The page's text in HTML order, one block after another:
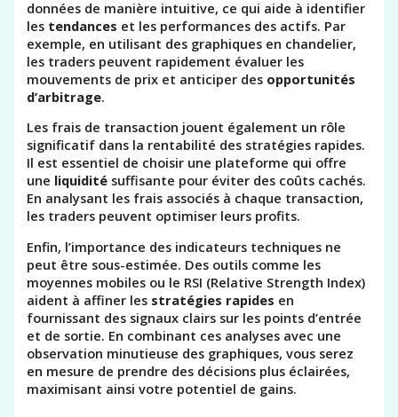
données de manière intuitive, ce qui aide à identifier
les tendances et les performances des actifs. Par
exemple, en utilisant des graphiques en chandelier,
les traders peuvent rapidement évaluer les
mouvements de prix et anticiper des opportunités
d’arbitrage.
Les frais de transaction jouent également un rôle
significatif dans la rentabilité des stratégies rapides.
Il est essentiel de choisir une plateforme qui offre
une liquidité suffisante pour éviter des coûts cachés.
En analysant les frais associés à chaque transaction,
les traders peuvent optimiser leurs profits.
Enfin, l’importance des indicateurs techniques ne
peut être sous-estimée. Des outils comme les
moyennes mobiles ou le RSI (Relative Strength Index)
aident à affiner les stratégies rapides en
fournissant des signaux clairs sur les points d’entrée
et de sortie. En combinant ces analyses avec une
observation minutieuse des graphiques, vous serez
en mesure de prendre des décisions plus éclairées,
maximisant ainsi votre potentiel de gains.